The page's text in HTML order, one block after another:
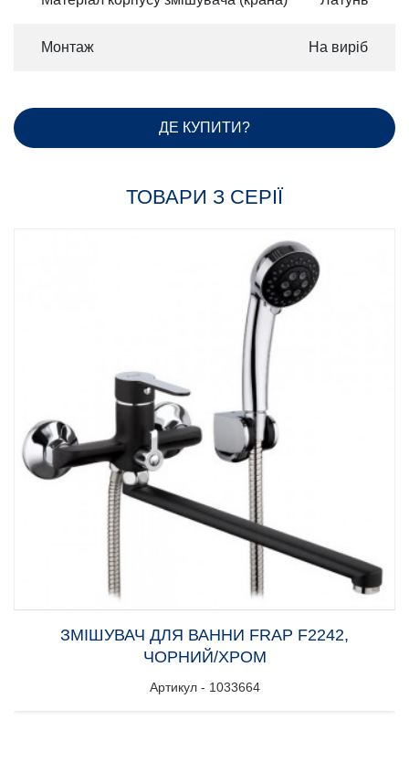
Монтаж На виріб
ДЕ КУПИТИ?
ТОВАРИ З СЕРІЇ
ЗМІШУВАЧ ДЛЯ ВАННИ FRAP F2242,
ЧОРНИЙ/ХРОМ
Артикул - 1033664